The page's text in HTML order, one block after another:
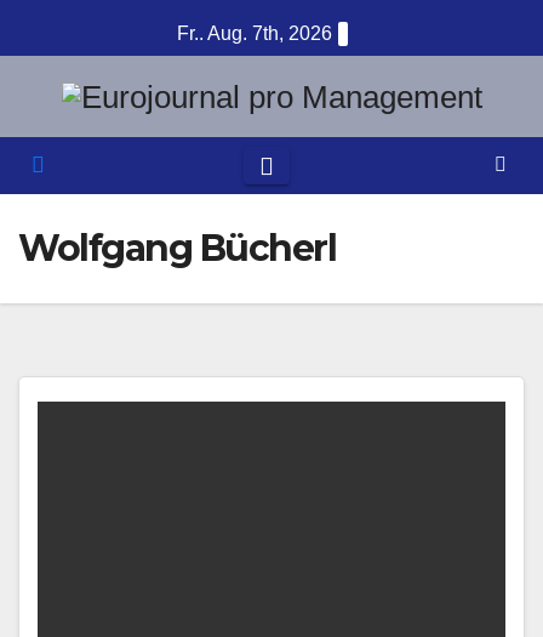
Inhalt
springen
Fr.. Aug. 7th, 2026
Wolfgang Bücherl